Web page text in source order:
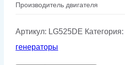
Производитель двигателя
Артикул: LG525DE Категория:
генераторы